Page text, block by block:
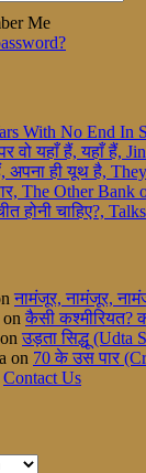
Me
With No End In
वो यहाँ हैं, यहाँ हैं,
अपना ही यूथ है,
The Other Bank
होनी चाहिए?,
नामंजूर, नामंजूर,
on कैसी कश्मीरियत?
उड़ता सिद्धू (Udta
on 70 के उस पार
Contact Us